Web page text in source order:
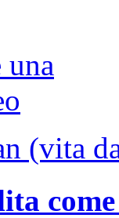
(vita